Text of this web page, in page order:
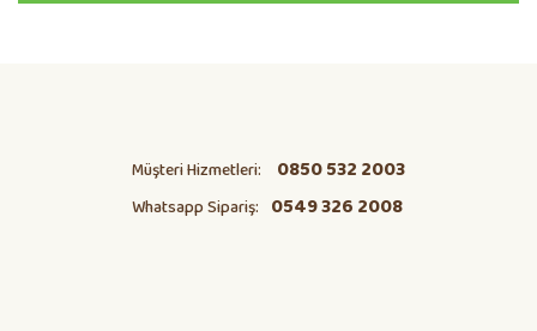
Müşteri Hizmetleri: 0850 532 2003
Whatsapp Sipariş: 0549 326 2008